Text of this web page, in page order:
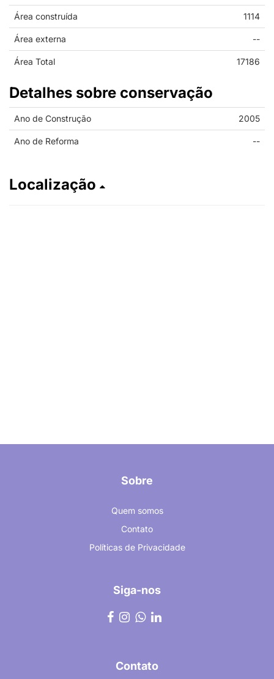
Área construída 1114
Área externa --
Área Total 17186
Detalhes sobre conservação
Ano de Construção 2005
Ano de Reforma --
Localização
Sobre
Quem somos
Contato
Políticas de Privacidade
Siga-nos
Contato